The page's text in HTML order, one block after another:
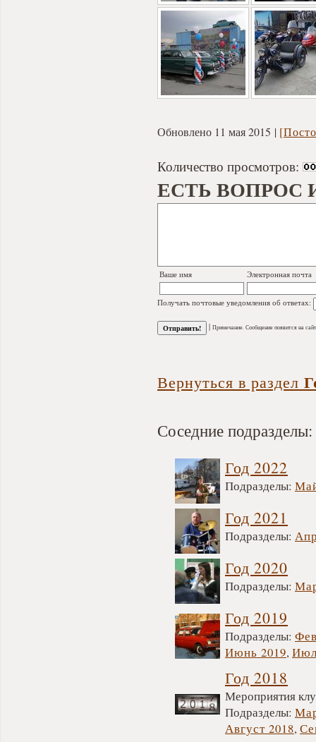
Обновлено 11 мая 2015
Количество просмотров:
ЕСТЬ ВОПРОС
Ваше имя Электронная почта
Получать почтовые уведомления об ответах:
| Примечание. Сообщение появится на
Вернуться в раздел
Соседние подразделы:
Год 2022
Подразделы:
Год 2021
Подразделы:
Год 2020
Подразделы:
Год 2019
Подразделы:
Июнь 2019,
Год 2018
Мероприятия
Подразделы:
Август 2018,